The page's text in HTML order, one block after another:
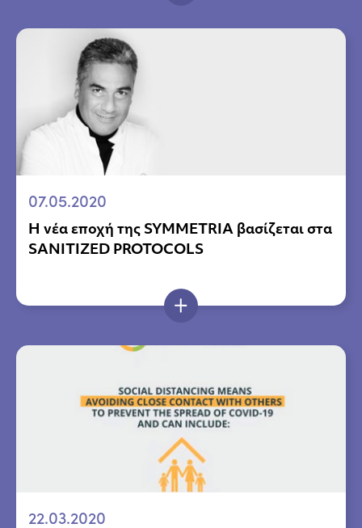
07.05.2020
Η νέα εποχή της SYMMETRIA βασίζεται στα
SANITIZED PROTOCOLS
22.03.2020